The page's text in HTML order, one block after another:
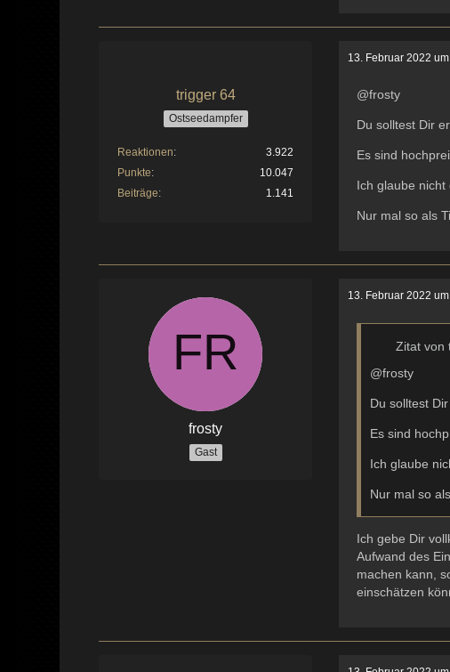
trigger 64
Ostseedampfer
Reaktionen
3.922
Punkte
10.047
Beiträge
1.141
13. Februar 2022
@frosty
Du solltest Dir
Es sind
Ich glaube nicht
Nur mal so als
frosty
Gast
13. Februar 2022
Zitat von
@frosty
Du solltest
Es sind
Ich glaube
Nur mal so
Ich gebe Dir
Aufwand des
machen kann,
einschätzen